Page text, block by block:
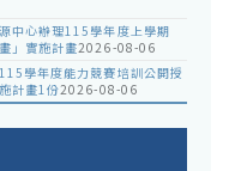
中心辦理115學年度上學期
」實施計畫2026-08-06
學年度能力競賽培訓公開授
計畫1份2026-08-06